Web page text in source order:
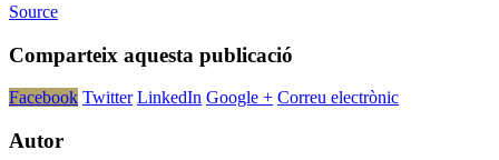
Source
Comparteix aquesta publicació
Facebook Twitter LinkedIn Google + Correu electrònic
Autor